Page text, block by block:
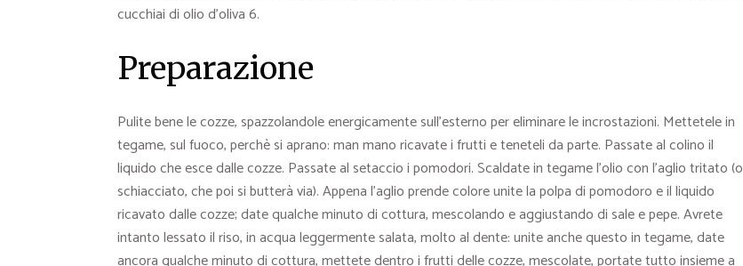
cucchiai di olio d’oliva 6.
Preparazione
Pulite bene le cozze, spazzolandole energicamente sull’esterno per eliminare le incrostazioni. Mettetele in
tegame, sul fuoco, perchè si aprano: man mano ricavate i frutti e teneteli da parte. Passate al colino il
liquido che esce dalle cozze. Passate al setaccio i pomodori. Scaldate in tegame l’olio con l’aglio tritato (o
schiacciato, che poi si butterà via). Appena l’aglio prende colore unite la polpa di pomodoro e il liquido
ricavato dalle cozze; date qualche minuto di cottura, mescolando e aggiustando di sale e pepe. Avrete
intanto lessato il riso, in acqua leggermente salata, molto al dente: unite anche questo in tegame, date
ancora qualche minuto di cottura, mettete dentro i frutti delle cozze, mescolate, portate tutto insieme a